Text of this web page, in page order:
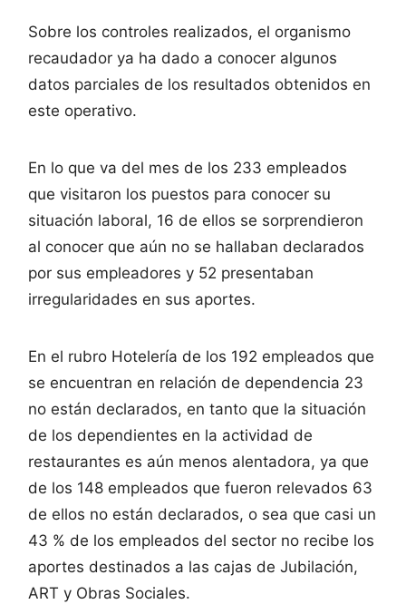
Sobre los controles realizados, el organismo
recaudador ya ha dado a conocer algunos
datos parciales de los resultados obtenidos en
este operativo.
En lo que va del mes de los 233 empleados
que visitaron los puestos para conocer su
situación laboral, 16 de ellos se sorprendieron
al conocer que aún no se hallaban declarados
por sus empleadores y 52 presentaban
irregularidades en sus aportes.
En el rubro Hotelería de los 192 empleados que
se encuentran en relación de dependencia 23
no están declarados, en tanto que la situación
de los dependientes en la actividad de
restaurantes es aún menos alentadora, ya que
de los 148 empleados que fueron relevados 63
de ellos no están declarados, o sea que casi un
43 % de los empleados del sector no recibe los
aportes destinados a las cajas de Jubilación,
ART y Obras Sociales.